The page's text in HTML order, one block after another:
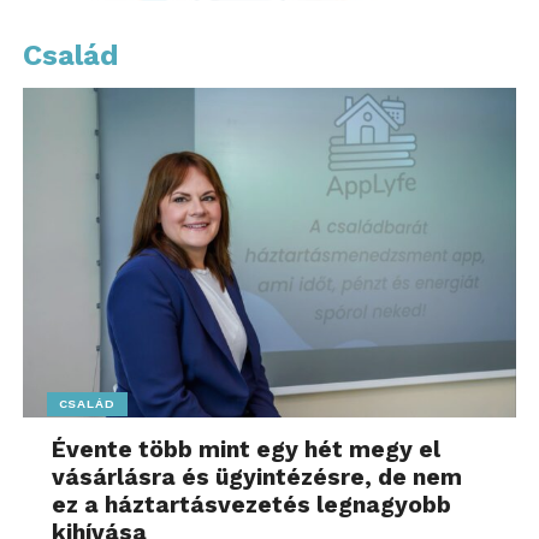
James Dyson 11 terméket mutatott be, amelyek
közül néhány már kapható, mások pedig hamarosan
megjelennek, többek között…
A világ legvékonyabb porszívója, a Dyson
PencilVac™ – 2025 novembertől online
rendelhető, 2026-tól a boltokban is elérhető
Mindössze 38mm átmérőjű rúdjával a Dyson
PencilVac™ könnyedén siklik a padlón, és minden
irányban tisztít, beleértve az oldalirányt és az
alacsony bútorok alatt is. Meghajtásáról az új,
erőteljes és kompakt Hyperdymium™ 140k motor
gondoskodik, amelynek átmérője megközelítőleg
megegyezik egy 2 eurós érme átmérőjével.
A porszívó új alapokra helyezi a takarítást a konstans
Család
CSALÁD
Évente több mint egy hét megy el
vásárlásra és ügyintézésre, de nem
ez a háztartásvezetés legnagyobb
kihívása